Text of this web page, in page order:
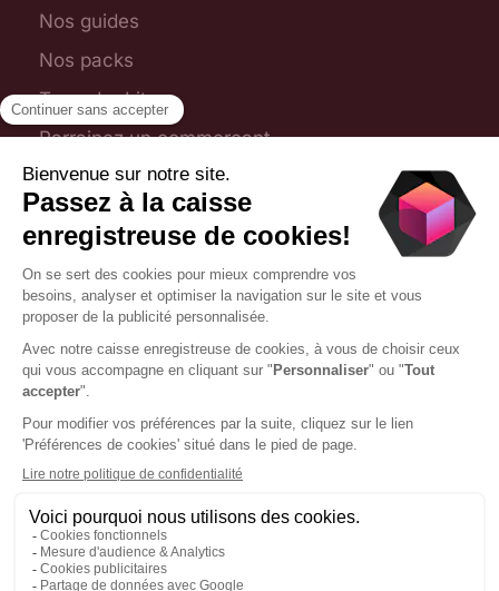
Nos guides
Nos packs
Toporder Lite
Parrainez un commerçant
Plan du site
Foire aux questions
Nous contacter
09 75 28 31 54
contact@toporder.fr
1 chemin Jean-Marie Vianney, 69130 Écully
©2025 Toporder. Tous droits réservés
Certification NF525